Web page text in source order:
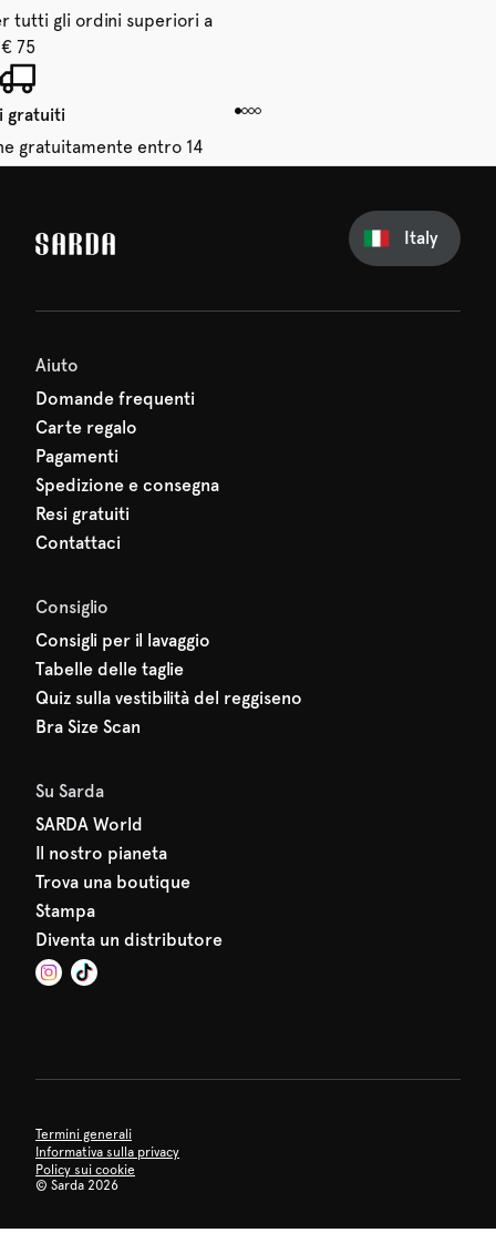
tutti gli ordini superiori a
€ 75
gratuiti
gratuitamente entro 14
tuo primo ordine
Italy
Aiuto
Domande frequenti
Carte regalo
Pagamenti
Spedizione e consegna
Resi gratuiti
Contattaci
Consiglio
Consigli per il lavaggio
Tabelle delle taglie
Quiz sulla vestibilità del reggiseno
Bra Size Scan
Su Sarda
SARDA World
Il nostro pianeta
Trova una boutique
Stampa
Diventa un distributore
Termini generali
Informativa sulla privacy
Policy sui cookie
© Sarda 2026